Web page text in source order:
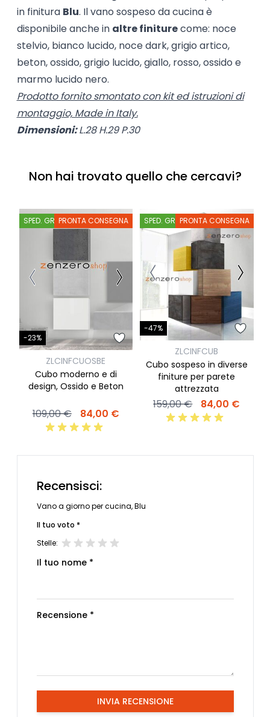
in finitura Blu. Il vano sospeso da cucina è
disponibile anche in altre finiturecome: noce
stelvio, bianco lucido, noce dark, grigio artico,
beton, ossido, grigio lucido, giallo, rosso, ossido e
marmo lucido nero.
Prodotto fornito smontato con kit ed istruzioni di
montaggio, Made in Italy.
Dimensioni:L.28 H.29 P.30
Non hai trovato quello che cercavi?
SPED. GRATISPRONTA CONSEGNA
-23%
ZLCINFCUOSBE
Cubo moderno e di
design, Ossido e Beton
109,00 € 84,00 €
SPED. GRATISPRONTA CONSEGNA
-47%
ZLCINFCUB
Cubo sospeso in diverse
finiture per parete
attrezzata
159,00 € 84,00 €
Recensisci:
Vano a giorno per cucina, Blu
Il tuo voto *
Stelle:
Il tuo nome *
Recensione *
INVIA RECENSIONE